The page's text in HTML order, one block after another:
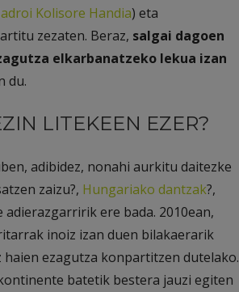
Kolisore Handia) eta
zezaten. Beraz, salgai dagoen
elkarbanatzeko lekua izan
du.
LITEKEEN EZER?
adibidez, nonahi aurkitu daitezke
zaizu?, Hungariako dantzak?,
adierazgarririk ere bada. 2010ean,
inoiz izan duen bilakaerarik
ezagutza konpartitzen dutelako.
batetik bestera jauzi egiten